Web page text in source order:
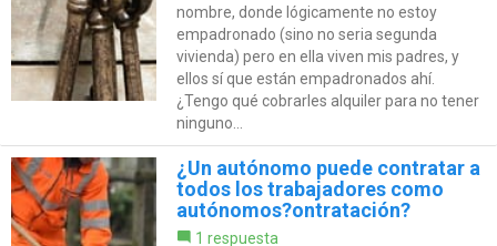
nombre, donde lógicamente no estoy
empadronado (sino no seria segunda
vivienda) pero en ella viven mis padres, y
ellos sí que están empadronados ahí.
¿Tengo qué cobrarles alquiler para no tener
ninguno...
¿Un autónomo puede contratar a
todos los trabajadores como
autónomos?ontratación?
1 respuesta